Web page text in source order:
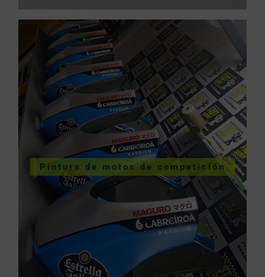
Pintura de motos de competición
Pintura de motos de
competición
VER PINTURA MOTOS
COMPETICIÓN